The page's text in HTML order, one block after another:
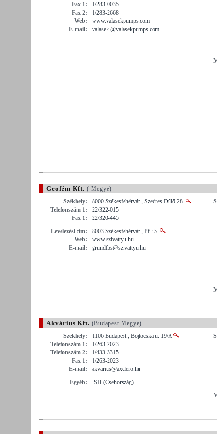
Fax 1:
1/283-0035
Fax 2:
1/283-2668
Web:
www.valasekpumps.com
E-mail:
valasek @valasekpumps.com
Geofém Kft. ( Megye)
Székhely:
8000 Székesfehérvár , Szedres Dűlő 28.
Telefonszám 1:
22/322-015
Fax 1:
22/320-445
Levelezési cím:
8003 Székesfehérvár , Pf.: 5.
Web:
www.szivattyu.hu
E-mail:
grundfos@szivattyu.hu
Akvárius Kft. (Budapest Megye)
Székhely:
1106 Budapest , Bojtocska u. 19/A
Telefonszám 1:
1/263-2023
Telefonszám 2:
1/433-3315
Fax 1:
1/263-2023
E-mail:
akvarius@axelero.hu
Egyéb:
ISH (Csehország)